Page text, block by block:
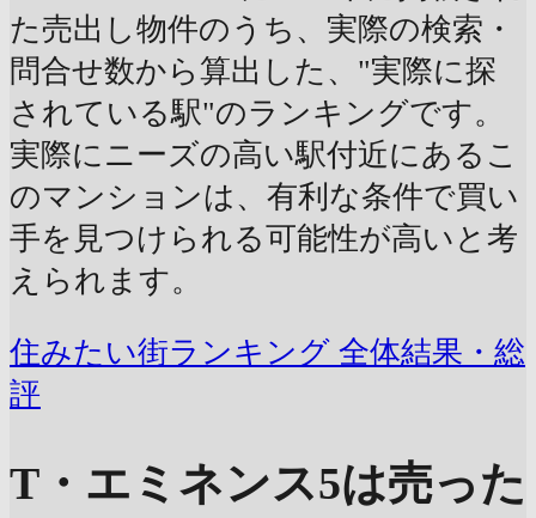
た売出し物件のうち、実際の検索・
問合せ数から算出した、"実際に探
されている駅"のランキングです。
実際にニーズの高い駅付近にあるこ
のマンションは、有利な条件で買い
手を見つけられる可能性が高いと考
えられます。
住みたい街ランキング 全体結果・総
評
T・エミネンス5は売った